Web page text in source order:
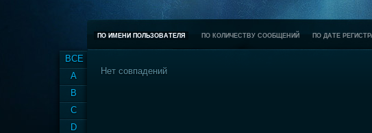
ВСЕ
A
B
C
D
ПО ИМЕНИ ПОЛЬЗОВАТЕЛЯ ПО КОЛИЧЕСТВУ СООБЩЕНИЙ ПО ДАТЕ
Нет совпадений